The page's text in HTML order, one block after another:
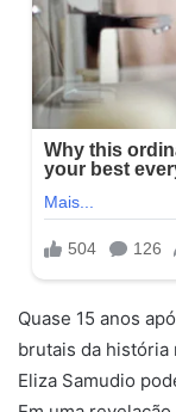
Quase 15 anos
brutais da história
Eliza Samudio